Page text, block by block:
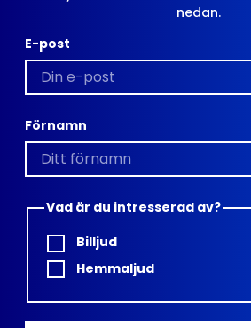
nedan.
E-post
Förnamn
Vad är du intresserad av?
Billjud
Hemmaljud